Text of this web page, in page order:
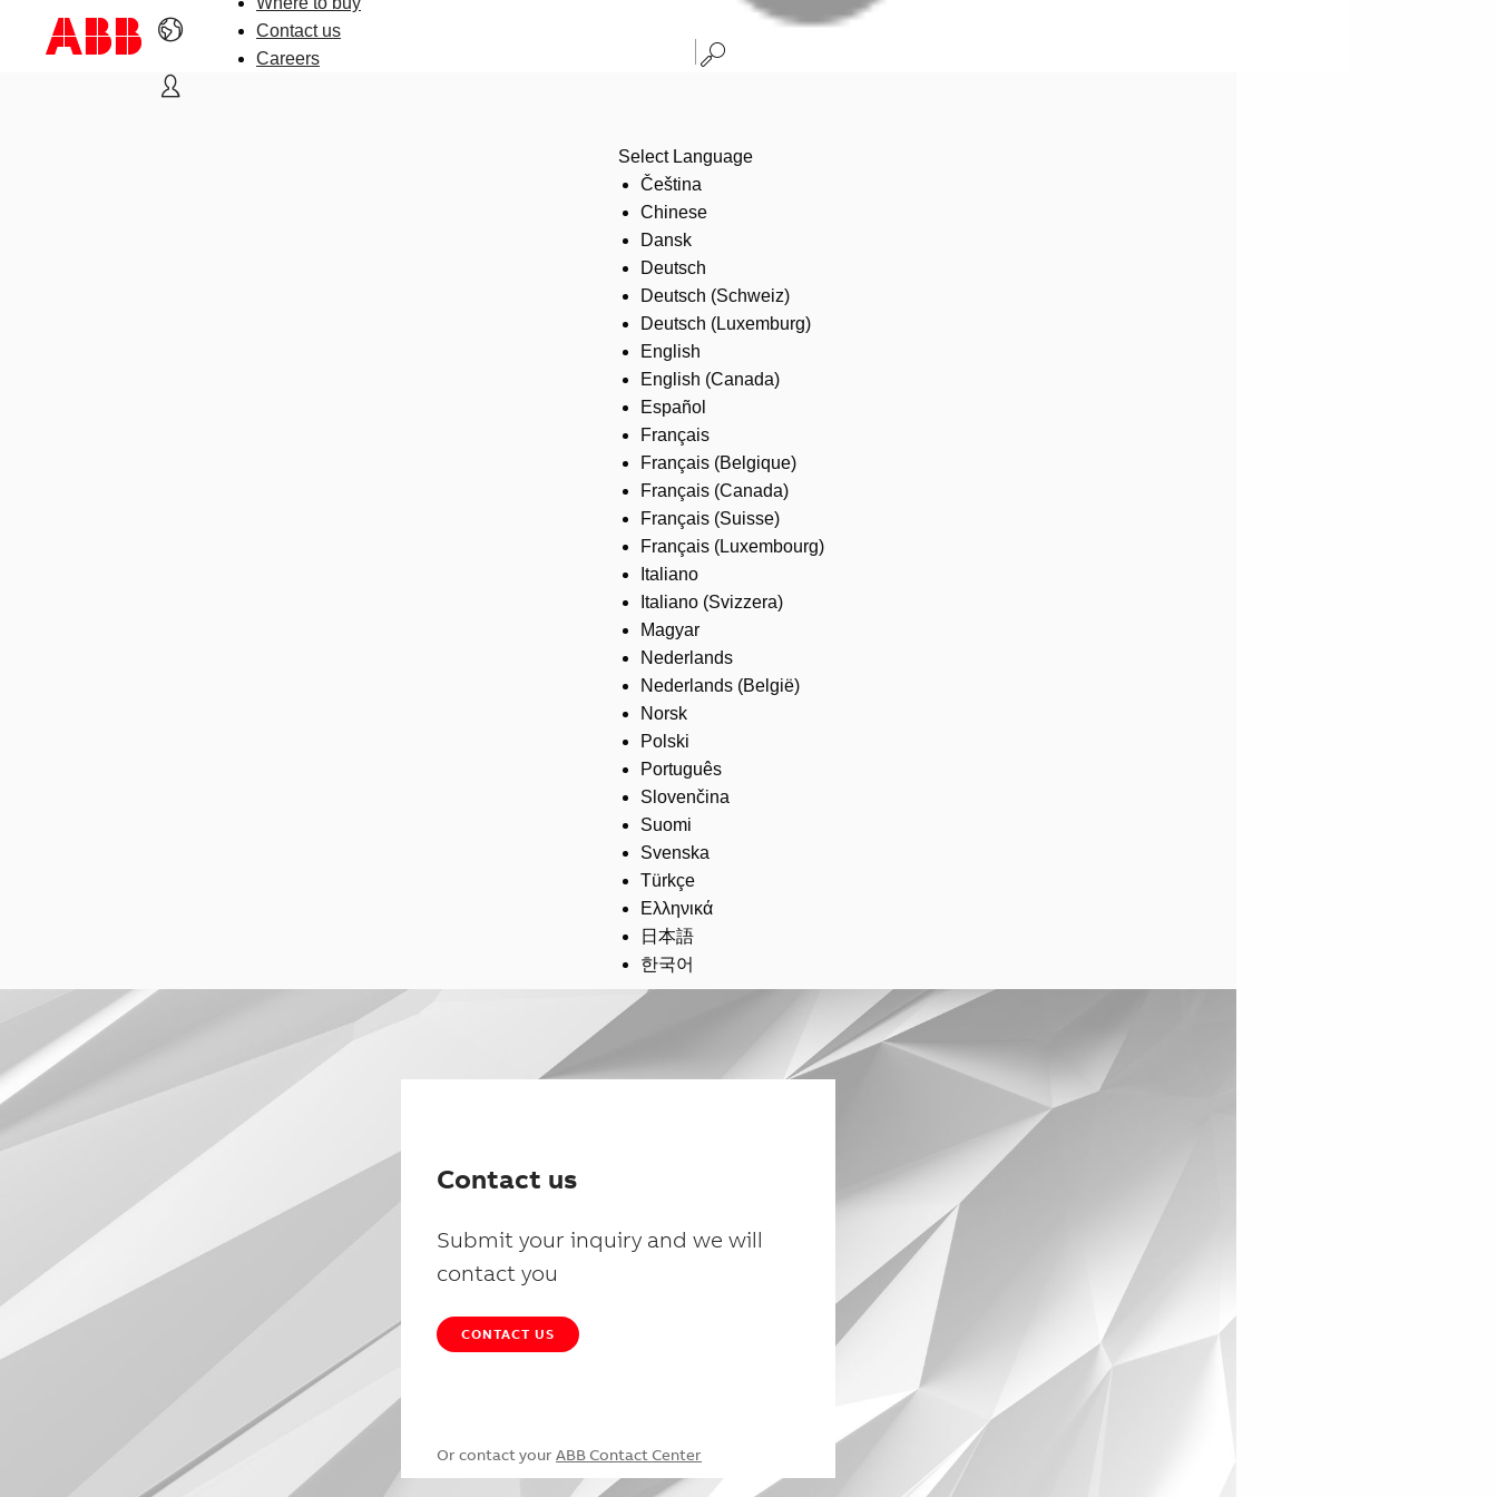
Contact us
Careers
Select Language
Čeština
Chinese
Dansk
Deutsch
Deutsch (Schweiz)
Deutsch (Luxemburg)
English
English (Canada)
Español
Français
Français (Belgique)
Français (Canada)
Français (Suisse)
Français (Luxembourg)
Italiano
Italiano (Svizzera)
Magyar
Nederlands
Nederlands (België)
Norsk
Polski
Português
Slovenčina
Suomi
Svenska
Türkçe
Ελληνικά
日本語
한국어
Contact us
Submit your inquiry and we will
contact you
CONTACT US
Or contact your ABB Contact Center